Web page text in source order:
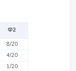
Ф2
8/20
4/20
1/20